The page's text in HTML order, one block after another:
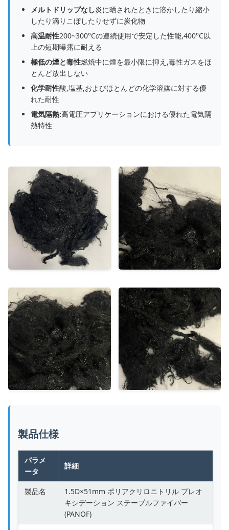
メルトドリップなし炎に晒されたときに溶かしたり縮小
したり滴りこぼしたりせずに炭化物
高温耐性200~300°Cの連続使用で安定した性能,400°C以
上の短期曝露に耐える
極低の煙と毒性燃焼中に煙を最小限に抑え,毒性ガスをほ
とんど放出しない
化学耐性酸,塩基,およびほとんどの化学溶媒に対する優
れた耐性
電気隔熱:高電圧アプリケーションにおける優れた電気隔
熱特性
製品仕様
パラメ
ータ
詳細
製品名
1.5D×51mm ポリアクリロニトリル プレオ
キシデーション ステープルファイバー
(PANOF)